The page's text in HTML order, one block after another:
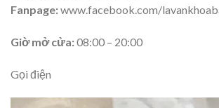
Fanpage:www.facebook.com/
Giờ mở cửa:08:00 – 20:00
Gọi điện